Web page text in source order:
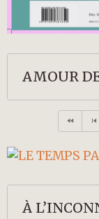
AMOUR
À